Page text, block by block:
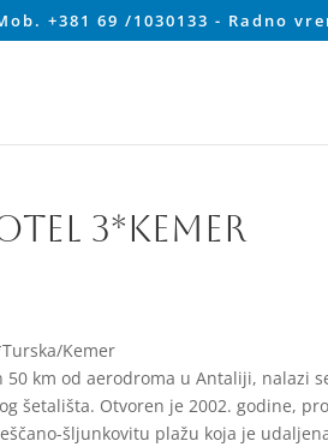
+381 69 /1030133 - Radno
3*Kemer
Kemer
50 km od aerodroma u Antaliji, nalazi
šetališta. Otvoren je 2002. godine,
šljunkovitu plažu koja je